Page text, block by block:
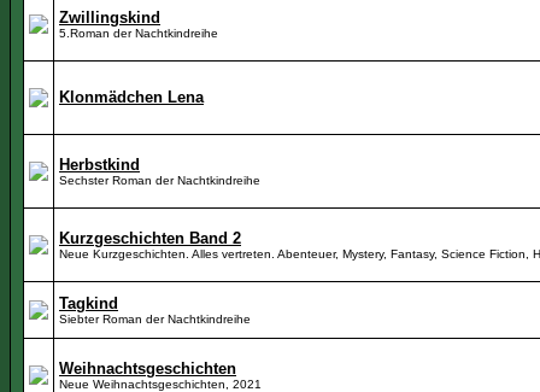
Zwillingskind
5.Roman der Nachtkindreihe
Klonmädchen Lena
Herbstkind
Sechster Roman der Nachtkindreihe
Kurzgeschichten Band 2
Neue Kurzgeschichten. Alles vertreten. Abenteuer, Mystery, Fantasy, Science Fiction,
Tagkind
Siebter Roman der Nachtkindreihe
Weihnachtsgeschichten
Neue Weihnachtsgeschichten, 2021